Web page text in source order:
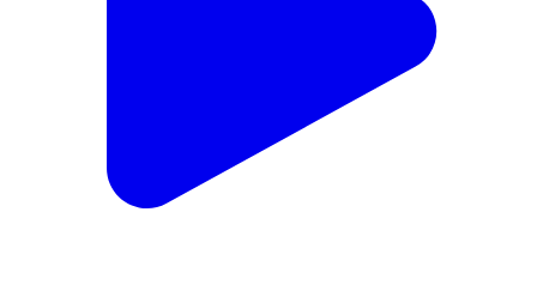
✓मुख्यमंत्री जन-विश्वास अभियान 2026 ✓प्रधानमंत्री कॉलेज